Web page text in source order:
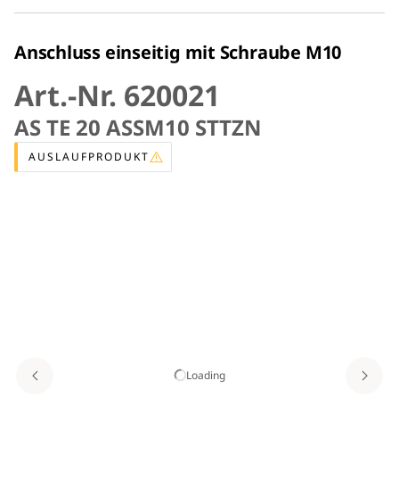
Anschluss einseitig mit Schraube M10
Art.-Nr. 620021
AS TE 20 ASSM10 STTZN
AUSLAUFPRODUKT
Loading